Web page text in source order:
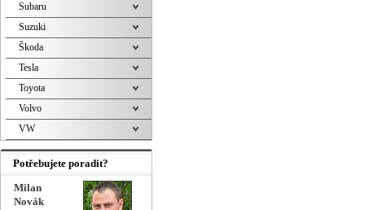
Subaru
Suzuki
Škoda
Tesla
Toyota
Volvo
VW
Potřebujete poradit?
Milan
Novák